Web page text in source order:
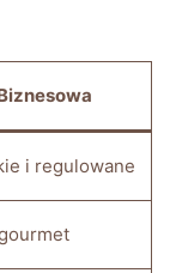
‍i‌ regulowane